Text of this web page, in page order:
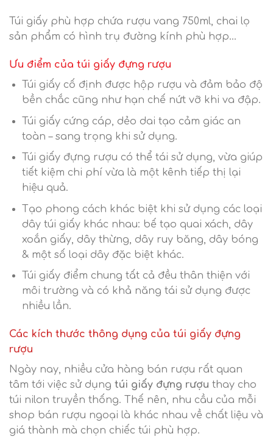
Túi giấy phù hợp chứa rượu vang 750ml, chai lọ
sản phẩm có hình trụ đường kính phù hợp…
Ưu điểm của túi giấy đựng rượu
Túi giấy cố định được hộp rượu và đảm bảo độ
bền chắc cũng như hạn chế nứt vỡ khi va đập.
Túi giấy cứng cáp, dẻo dai tạo cảm giác an
toàn – sang trọng khi sử dụng.
Túi giấy đựng rượu có thể tái sử dụng, vừa giúp
tiết kiệm chi phí vừa là một kênh tiếp thị lại
hiệu quả.
Tạo phong cách khác biệt khi sử dụng các loại
dây túi giấy khác nhau: bế tạo quai xách, dây
xoắn giấy, dây thừng, dây ruy băng, dây bóng
& một số loại dây đặc biệt khác.
Túi giấy điểm chung tất cả đều thân thiện với
môi trường và có khả năng tái sử dụng được
nhiều lần.
Các kích thước thông dụng của túi giấy đựng
rượu
Ngày nay, nhiều cửa hàng bán rượu rất quan
tâm tới việc sử dụng túi giấy đựng rượu thay cho
túi nilon truyền thống. Thế nên, nhu cầu của mỗi
shop bán rượu ngoại là khác nhau về chất liệu và
giá thành mà chọn chiếc túi phù hợp.